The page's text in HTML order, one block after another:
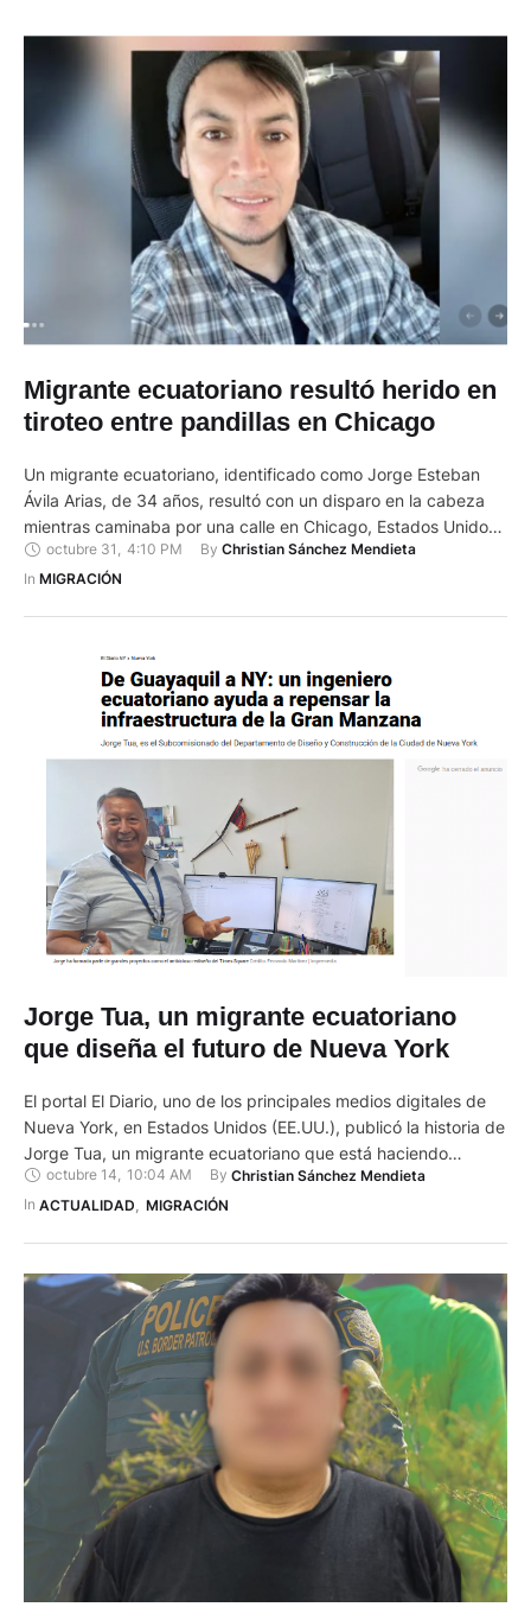
Migrante ecuatoriano resultó herido en
tiroteo entre pandillas en Chicago
Un migrante ecuatoriano, identificado como Jorge Esteban
Ávila Arias, de 34 años, resultó con un disparo en la cabeza
mientras caminaba por una calle en Chicago, Estados Unidos
(EE.UU.). Giovanni Fernández, activista de la comunidad
migrante ecuatoriana en EE.UU., explicó que el hecho ocurrió
octubre 31 4:10 PM By Christian Sánchez Mendieta
In MIGRACIÓN
Jorge Tua, un migrante ecuatoriano
que diseña el futuro de Nueva York
El portal El Diario, uno de los principales medios digitales de
Nueva York, en Estados Unidos (EE.UU.), publicó la historia de
Jorge Tua, un migrante ecuatoriano que está haciendo
historia en el país del norte, donde se graduó como ingeniero
civil. La publicación lleva por título: De Guayaquil a NY: un
octubre 14, 10:04 AM By Christian Sánchez Mendieta
In ACTUALIDAD MIGRACIÓN